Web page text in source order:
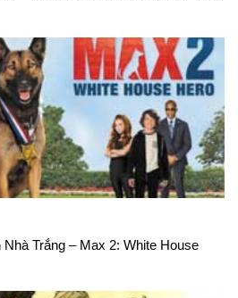
Trắng – Max 2: White House